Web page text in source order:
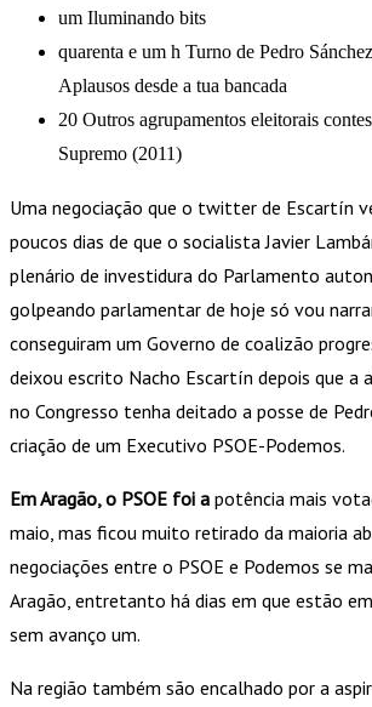
um Iluminando bits
quarenta e um h Turno de Pedro
Aplausos desde a tua bancada
20 Outros agrupamentos eleitorais
Supremo (2011)
Uma negociação que o twitter de Escartín
poucos dias de que o socialista Javier
plenário de investidura do Parlamento
golpeando parlamentar de hoje só vou
conseguiram um Governo de coalizão
deixou escrito Nacho Escartín depois que a
no Congresso tenha deitado a posse de
criação de um Executivo PSOE-Podemos.
Em Aragão, o PSOE foi a potência mais
maio, mas ficou muito retirado da maioria
negociações entre o PSOE e Podemos se
Aragão, entretanto há dias em que estão
sem avanço um.
Na região também são encalhado por a